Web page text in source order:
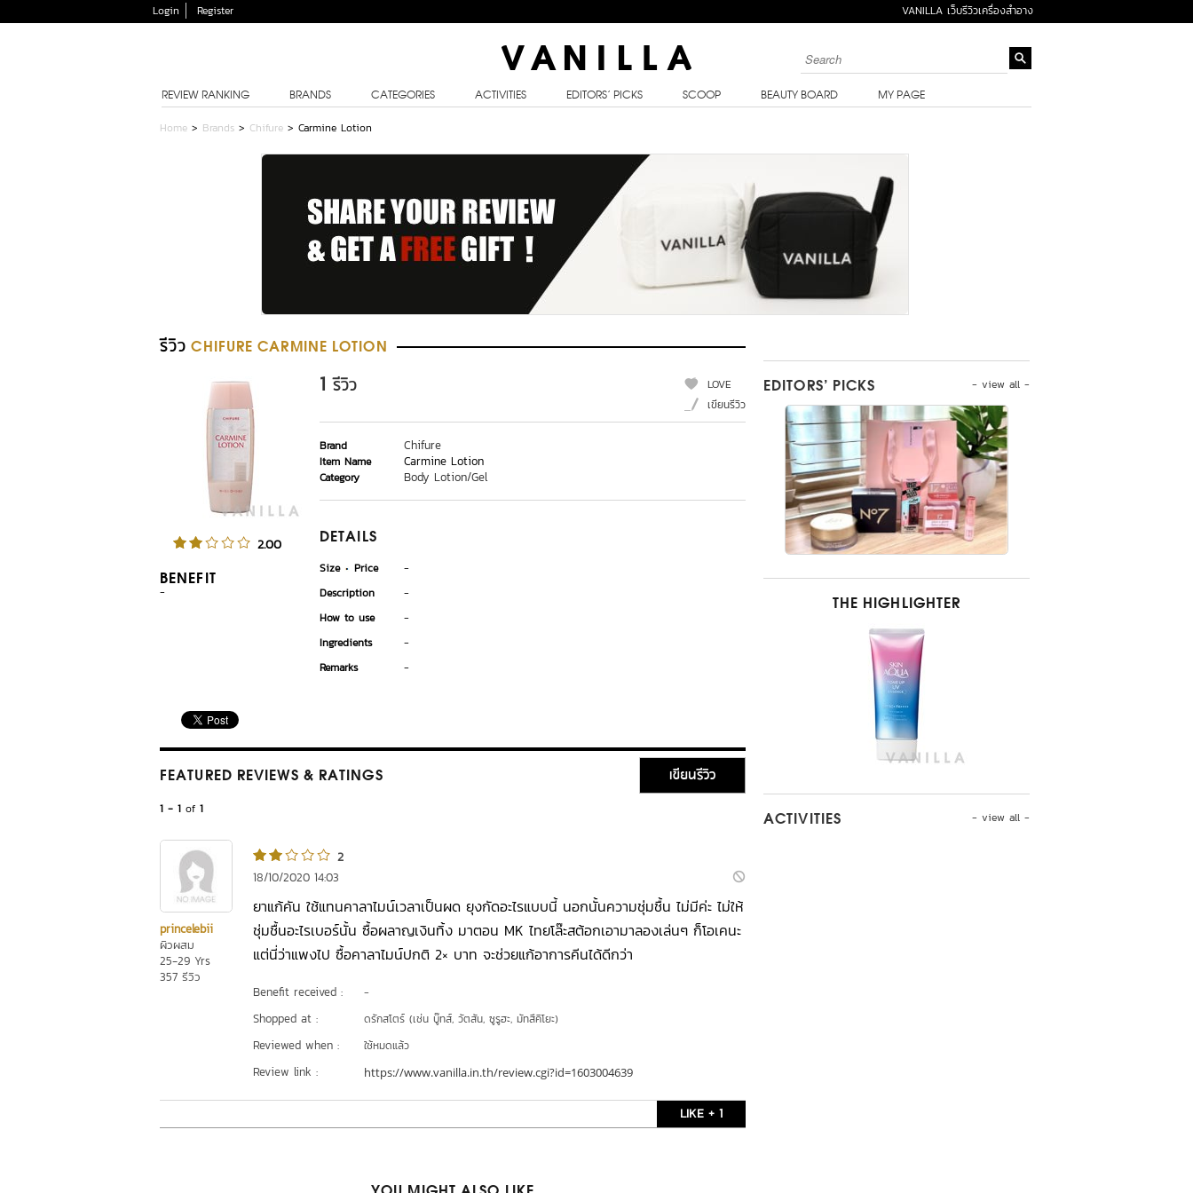
Login Register VANILLA เว็บรีวิวเครื่องสำอาง
REVIEW RANKING BRANDS CATEGORIES ACTIVITIES EDITORS’ PICKS SCOOP BEAUTY BOARD MY PAGE
Home > Brands > Chifure > Carmine Lotion
รีวิว CHIFURE CARMINE LOTION
2.00
BENEFIT
-
1 รีวิว
LOVE
เขียนรีวิว
Brand Chifure
Item Name Carmine Lotion
Category Body Lotion/Gel
DETAILS
Size Price
-
Description
-
How to use
-
Ingredients
-
Remarks
-
FEATURED REVIEWS & RATINGS เขียนรีวิว
1 - 1 of 1
princelebii
ผิวผสม
25-29 Yrs
357 รีวิว
2
18/10/2020 14:03
ยาแก้คัน ใช้แทนคาลาไมน์เวลาเป็นผด ยุงกัดอะไรแบบนี้ นอกนั้นความชุ่มชื้น ไม่มีค่ะ ไม่ให้
ชุ่มชื้นอะไรเบอร์นั้น ซื้อผลาญเงินทิ้ง มาตอน MK ไทยโล๊ะสต้อกเอามาลองเล่นๆ ก็โอเคนะ
แต่นี่ว่าแพงไป ซื้อคาลาไมน์ปกติ 2× บาท จะช่วยแก้อาการคีนได้ดีกว่า
Benefit received : -
Shopped at : ดรักสโตร์ (เช่น บู๊ทส์, วัตสัน, ซูรูฮะ, มัทสึคิโยะ)
Reviewed when : ใช้หมดแล้ว
Review link : https://www.vanilla.in.th/review.cgi?id=1603004639
LIKE + 1
- view all -
EDITORS’ PICKS
THE HIGHLIGHTER
- view all -
ACTIVITIES